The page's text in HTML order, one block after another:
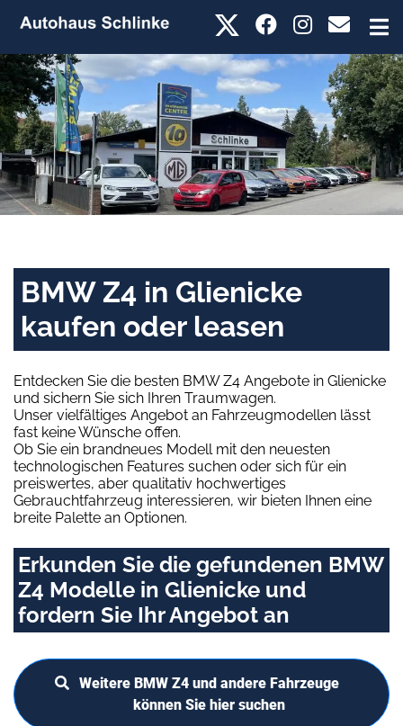
BMW Z4 in Glienicke
kaufen oder leasen
Entdecken Sie die besten BMW Z4 Angebote in Glienicke
und sichern Sie sich Ihren Traumwagen.
Unser vielfältiges Angebot an Fahrzeugmodellen lässt
fast keine Wünsche offen.
Ob Sie ein brandneues Modell mit den neuesten
technologischen Features suchen oder sich für ein
preiswertes, aber qualitativ hochwertiges
Gebrauchtfahrzeug interessieren, wir bieten Ihnen eine
breite Palette an Optionen.
Erkunden Sie die gefundenen BMW
Z4 Modelle in Glienicke und
fordern Sie Ihr Angebot an
Weitere BMW Z4 und andere Fahrzeuge
können Sie hier suchen